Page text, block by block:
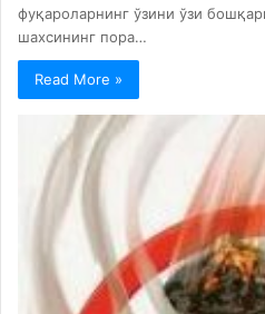
фуқароларнинг ўзини ўзи
шахсининг пора…
Read More »